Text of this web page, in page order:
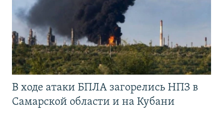
В ходе атаки БПЛА загорелись НПЗ в
Самарской области и на Кубани